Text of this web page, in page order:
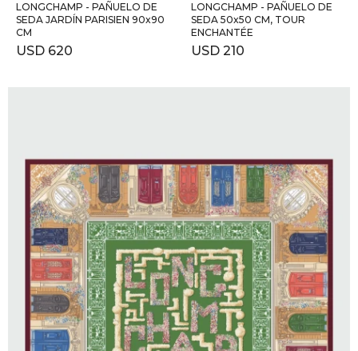
LONGCHAMP - PAÑUELO DE
SEDA JARDÍN PARISIEN 90x90
CM
USD 620
LONGCHAMP - PAÑUELO DE
SEDA 50x50 CM, TOUR
ENCHANTÉE
USD 210